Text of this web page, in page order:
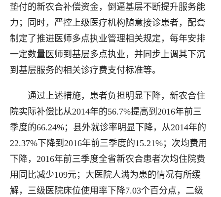
垫付的新农合补偿资金，倒逼基层不断提升服务能
力；同时，严控上级医疗机构随意接诊患者，配套
制定了推进医师多点执业管理相关规定，每年安排
一定数量医师到基层多点执业，并同步上调其下沉
到基层服务的相关诊疗费支付标准等。
通过上述措施，患者负担明显下降，新农合住
院实际补偿比从2014年的56.7%提高到2016年前三
季度的66.24%；县外就诊率明显下降，从2014年的
22.37%下降到2016年前三季度的15.21%；次均费用
下降，2016年前三季度全省新农合患者次均住院费
用同比减少109元；大医院人满为患的情况有所缓
解，三级医院床位使用率下降7.03个百分点，二级